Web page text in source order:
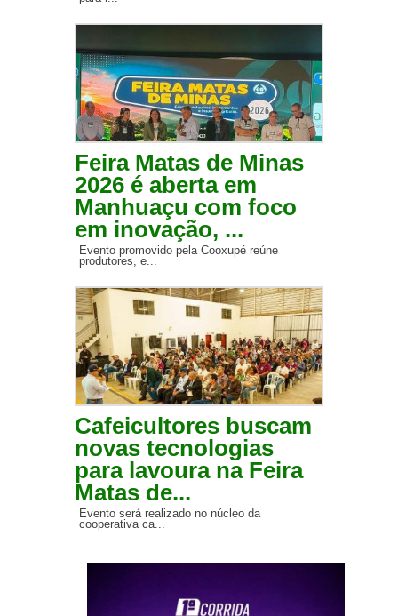
Feira Matas de Minas
2026 é aberta em
Manhuaçu com foco
em inovação, ...
Evento promovido pela Cooxupé reúne
produtores, e...
Cafeicultores buscam
novas tecnologias
para lavoura na Feira
Matas de...
Evento será realizado no núcleo da
cooperativa ca...